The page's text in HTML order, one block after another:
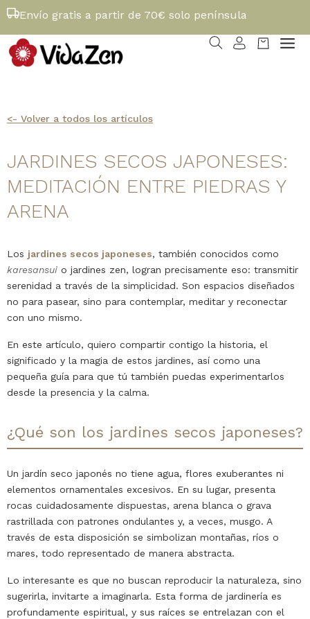
Envío gratis a partir de 70€ solo península
<- Volver a todos los artículos
JARDINES SECOS JAPONESES:
MEDITACIÓN ENTRE PIEDRAS Y
ARENA
Los jardines secos japoneses, también conocidos como
karesansui o jardines zen, logran precisamente eso: transmitir
serenidad a través de la simplicidad. Son espacios diseñados
no para pasear, sino para contemplar, meditar y reconectar
con uno mismo.
En este artículo, quiero compartir contigo la historia, el
significado y la magia de estos jardines, así como una
pequeña guía para que tú también puedas experimentarlos
desde la presencia y la calma.
¿Qué son los jardines secos japoneses?
Un jardín seco japonés no tiene agua, flores exuberantes ni
elementos ornamentales excesivos. En su lugar, presenta
rocas cuidadosamente dispuestas, arena blanca o grava
rastrillada con patrones ondulantes y, a veces, musgo. A
través de esta disposición se simbolizan montañas, ríos o
mares, todo representado de manera abstracta.
Lo interesante es que no buscan reproducir la naturaleza, sino
sugerirla, invitarte a imaginarla. Esta forma de jardinería es
profundamente espiritual, y sus raíces se entrelazan con el